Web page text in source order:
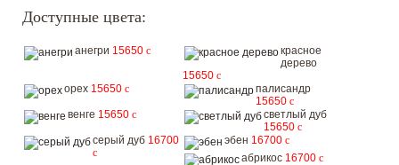
Доступные цвета:
анегри 15650 c
красное
дерево
15650 c
орех 15650 c
палисандр
15650 c
венге 15650 c
светлый дуб
15650 c
серый дуб 16700
c
эбен 16700 c
абрикос 16700 c